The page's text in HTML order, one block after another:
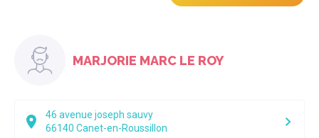
MARJORIE MARC LE ROY
46 avenue joseph sauvy
66140 Canet-en-Roussillon